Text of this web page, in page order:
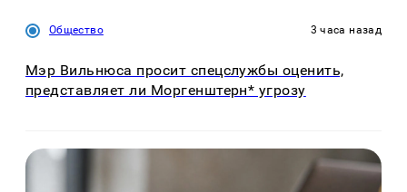
Общество 3 часа назад
Мэр Вильнюса просит спецслужбы оценить,
представляет ли Моргенштерн* угрозу